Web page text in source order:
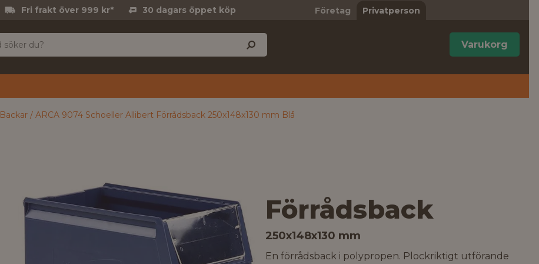
Fri frakt över 999 kr* 30 dagars öppet köp Företag Privatperson
Varukorg
Backar ARCA 9074 Schoeller Allibert Förrådsback 250x148x130 mm Blå
Förrådsback
250x148x130 mm
En förrådsback i polypropen. Plockriktigt utförande